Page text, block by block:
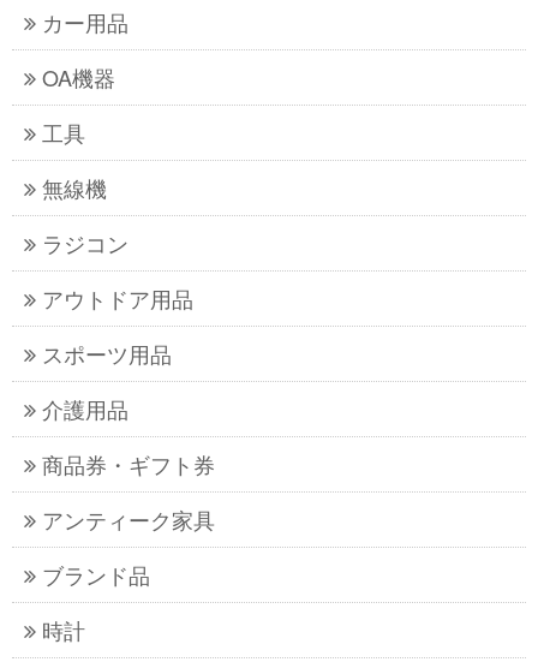
カー用品
OA機器
工具
無線機
ラジコン
アウトドア用品
スポーツ用品
介護用品
商品券・ギフト券
アンティーク家具
ブランド品
時計